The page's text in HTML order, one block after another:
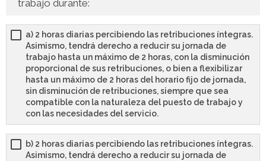
trabajo durante:
a) 2 horas diarias percibiendo las retribuciones íntegras.
Asimismo, tendrá derecho a reducir su jornada de
trabajo hasta un máximo de 2 horas, con la disminución
proporcional de sus retribuciones, o bien a flexibilizar
hasta un máximo de 2 horas del horario fijo de jornada,
sin disminución de retribuciones, siempre que sea
compatible con la naturaleza del puesto de trabajo y
con las necesidades del servicio.
b) 2 horas diarias percibiendo las retribuciones íntegras.
Asimismo, tendrá derecho a reducir su jornada de